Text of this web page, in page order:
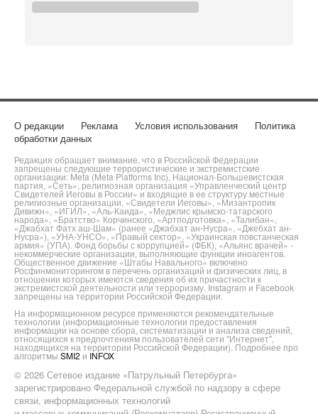
О редакции Реклама Условия использования
Политика
обработки данных
Редакция обращает внимание, что в Российской Федерации
запрещены следующие террористические и экстремистские
организации: Meta (Meta Platforms Inc), Национал-Большевистская
партия, «Сеть», религиозная организация «Управленческий центр
Свидетелей Иеговы в России» и входящие в ее структуру местные
религиозные организации, «Свидетели Иеговы», «Мизантропик
Дивижн», «ИГИЛ», «Аль-Каида», «Меджлис крымско-татарского
народа», «Братство» Корчинского, «Артподготовка», «Талибан»,
«Джабхат Фатх аш-Шам» (ранее «Джабхат ан-Нусра», «Джебхат ан-
Нусра»), «УНА-УНСО», «Правый сектор», «Украинская повстанческая
армия» (УПА). Фонд борьбы с коррупцией» (ФБК), «Альянс врачей» -
некоммерческие организации, выполняющие функции иноагентов.
Общественное движение «Штабы Навального» включено
Росфинмониторингом в перечень организаций и физических лиц, в
отношении которых имеются сведения об их причастности к
экстремистской деятельности или терроризму. Instagram и Facebook
запрещены на территории Российской Федерации.
На информационном ресурсе применяются рекомендательные
технологии (информационные технологии предоставления
информации на основе сбора, систематизации и анализа сведений,
относящихся к предпочтениям пользователей сети "Интернет",
находящихся на территории Российской Федерации). Подробнее про
алгоритмы SMI2 и INFOX
© 2026 Сетевое издание «Патрульный Петербурга»
зарегистрировано Федеральной службой по надзору в сфере
связи, информационных технологий